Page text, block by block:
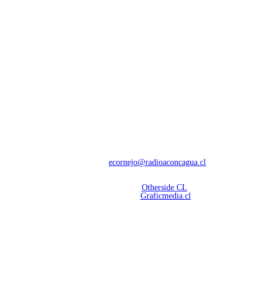
ecornejo@radioaconcagua.cl
Otherside CL
Graficmedia.cl